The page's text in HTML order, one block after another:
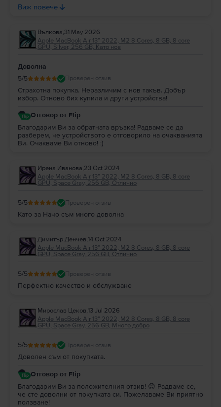
разполагат с капацитет на батерия от 85% до 100% и
ползване, а при нужда от съдействие винаги сме на
разположение! :)
Виж повече
Вълкова,31 May 2026
Apple MacBook Air 13″ 2022, M2 8 Cores, 8 GB, 8 core
GPU, Silver, 256 GB, Като нов
Доволна
5/5 Проверен отзив
Страхотна покупка. Неразличим с нов такъв. Добър
избор. Отново бих купила и други устройства!
Отговор от Flip
Благодарим Ви за обратната връзка! Радваме се да
разберем, че устройството е отговорило на очакванията
Ви. Очакваме Ви отново! :)
Ирена Иванова,23 Oct 2024
Apple MacBook Air 13″ 2022, M2 8 Cores, 8 GB, 8 core
GPU, Space Gray, 256 GB, Отлично
5/5 Проверен отзив
Като за Начо съм много доволна
Димитър Денчев,14 Oct 2024
Apple MacBook Air 13″ 2022, M2 8 Cores, 8 GB, 8 core
GPU, Space Gray, 256 GB, Отлично
5/5 Проверен отзив
Перфектно качество и обслужване
Мирослав Цеков,13 Jul 2026
Apple MacBook Air 13″ 2022, M2 8 Cores, 8 GB, 8 core
GPU, Space Gray, 256 GB, Много добро
5/5 Проверен отзив
Доволен съм от покупката.
Отговор от Flip
Благодарим Ви за положителния отзив! 😊 Радваме се,
че сте доволни от покупката си. Пожелаваме Ви приятно
ползване!